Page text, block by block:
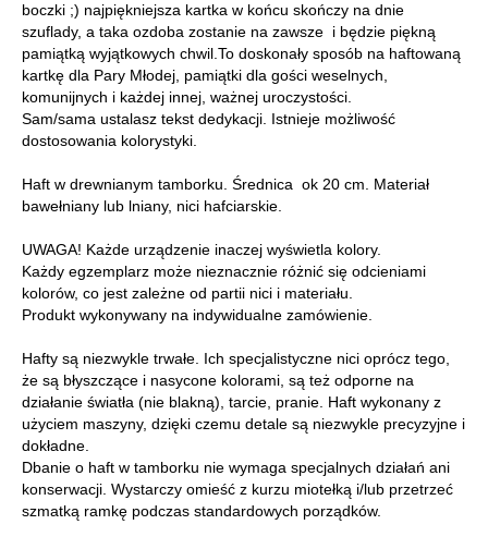
boczki ;) najpiękniejsza kartka w końcu skończy na dnie
szuflady, a taka ozdoba zostanie na zawsze i będzie piękną
pamiątką wyjątkowych chwil.To doskonały sposób na haftowaną
kartkę dla Pary Młodej, pamiątki dla gości weselnych,
komunijnych i każdej innej, ważnej uroczystości.
Sam/sama ustalasz tekst dedykacji. Istnieje możliwość
dostosowania kolorystyki.
Haft w drewnianym tamborku. Średnica ok 20 cm. Materiał
bawełniany lub lniany, nici hafciarskie.
UWAGA! Każde urządzenie inaczej wyświetla kolory.
Każdy egzemplarz może nieznacznie różnić się odcieniami
kolorów, co jest zależne od partii nici i materiału.
Produkt wykonywany na indywidualne zamówienie.
Hafty są niezwykle trwałe. Ich specjalistyczne nici oprócz tego,
że są błyszczące i nasycone kolorami, są też odporne na
działanie światła (nie blakną), tarcie, pranie. Haft wykonany z
użyciem maszyny, dzięki czemu detale są niezwykle precyzyjne i
dokładne.
Dbanie o haft w tamborku nie wymaga specjalnych działań ani
konserwacji. Wystarczy omieść z kurzu miotełką i/lub przetrzeć
szmatką ramkę podczas standardowych porządków.